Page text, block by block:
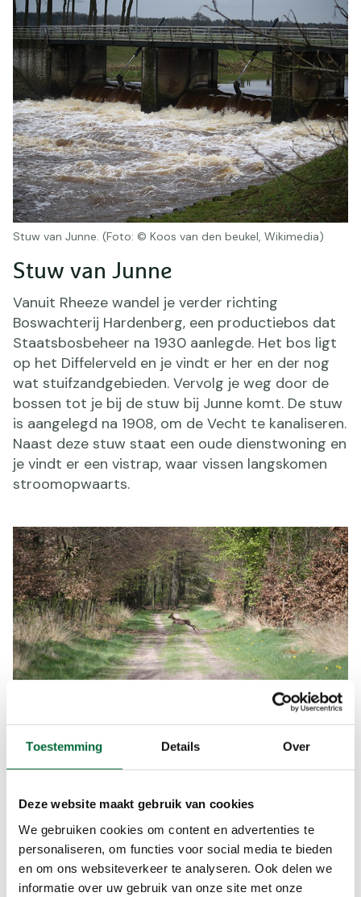
Toestemming Details Over
Deze website maakt gebruik van cookies
We gebruiken cookies om content en advertenties te
personaliseren, om functies voor social media te bieden
en om ons websiteverkeer te analyseren. Ook delen we
informatie over uw gebruik van onze site met onze
Stuw van Junne. (Foto: © Koos van den beukel, Wikimedia)
Stuw van Junne
Vanuit Rheeze wandel je verder richting
Boswachterij Hardenberg, een productiebos dat
Staatsbosbeheer na 1930 aanlegde. Het bos ligt
op het Diffelerveld en je vindt er her en der nog
wat stuifzandgebieden. Vervolg je weg door de
bossen tot je bij de stuw bij Junne komt. De stuw
is aangelegd na 1908, om de Vecht te kanaliseren.
Naast deze stuw staat een oude dienstwoning en
je vindt er een vistrap, waar vissen langskomen
stroomopwaarts.
Landgoed Junne
Je loopt naar landgoed Junne, een bosrijk gebied
in particulier eigendom. In de laatste kilometers
voor je bij Ommen aankomt, kom je bij de
stuifduinen langs de Vecht uit. Je volgt het pad